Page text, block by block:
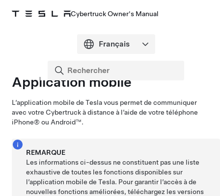
Cybertruck Owner's Manual
Application mobile
L’application mobile de Tesla vous permet de communiquer
avec votre Cybertruckà distance à l’aide de votre téléphone
iPhone® ou Android™.
REMARQUE
Les informations ci-dessus ne constituent pas une liste
exhaustive de toutes les fonctions disponibles sur
l’application mobile de Tesla. Pour garantir l’accès à de
nouvelles fonctions améliorées, téléchargez les versions